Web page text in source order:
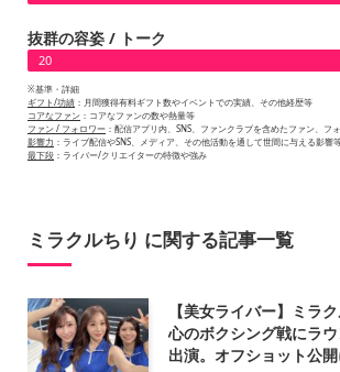
抜群の容姿 / トーク
20
※基準・詳細
ギフト/功績 ：月間獲得有料ギフト数やイベントでの実績、その他経歴等
コアなファン ：コアなファンの数や熱量等
ファン / フォロワー ：配信アプリ内、SNS、ファンクラブを含めたファン、フ
影響力 ：ライブ配信やSNS、メディア、その他活動を通して世間に与える影響
最下段 ：ライバー/クリエイターの特徴や強み
ミラクルちり に関する記事一覧
【美女ライバー】ミラ
心のボクシング戦にラ
出演。オフショット公